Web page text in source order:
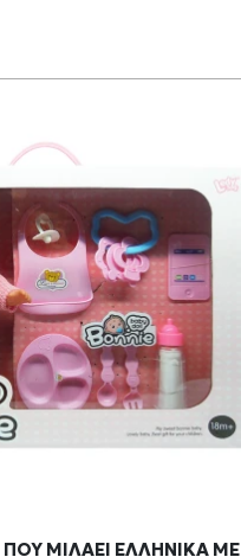
ΜΙΛΑΕΙ ΕΛΛΗΝΙΚΑ ΜΕ